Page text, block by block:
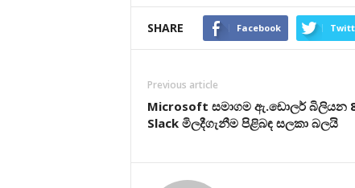
SHARE Facebook
Previous article
Microsoft සමාගම ඇ.ඩොලර් බිලියන
Slack මිලදීගැනීම පිළිබඳ සලකා බලයි